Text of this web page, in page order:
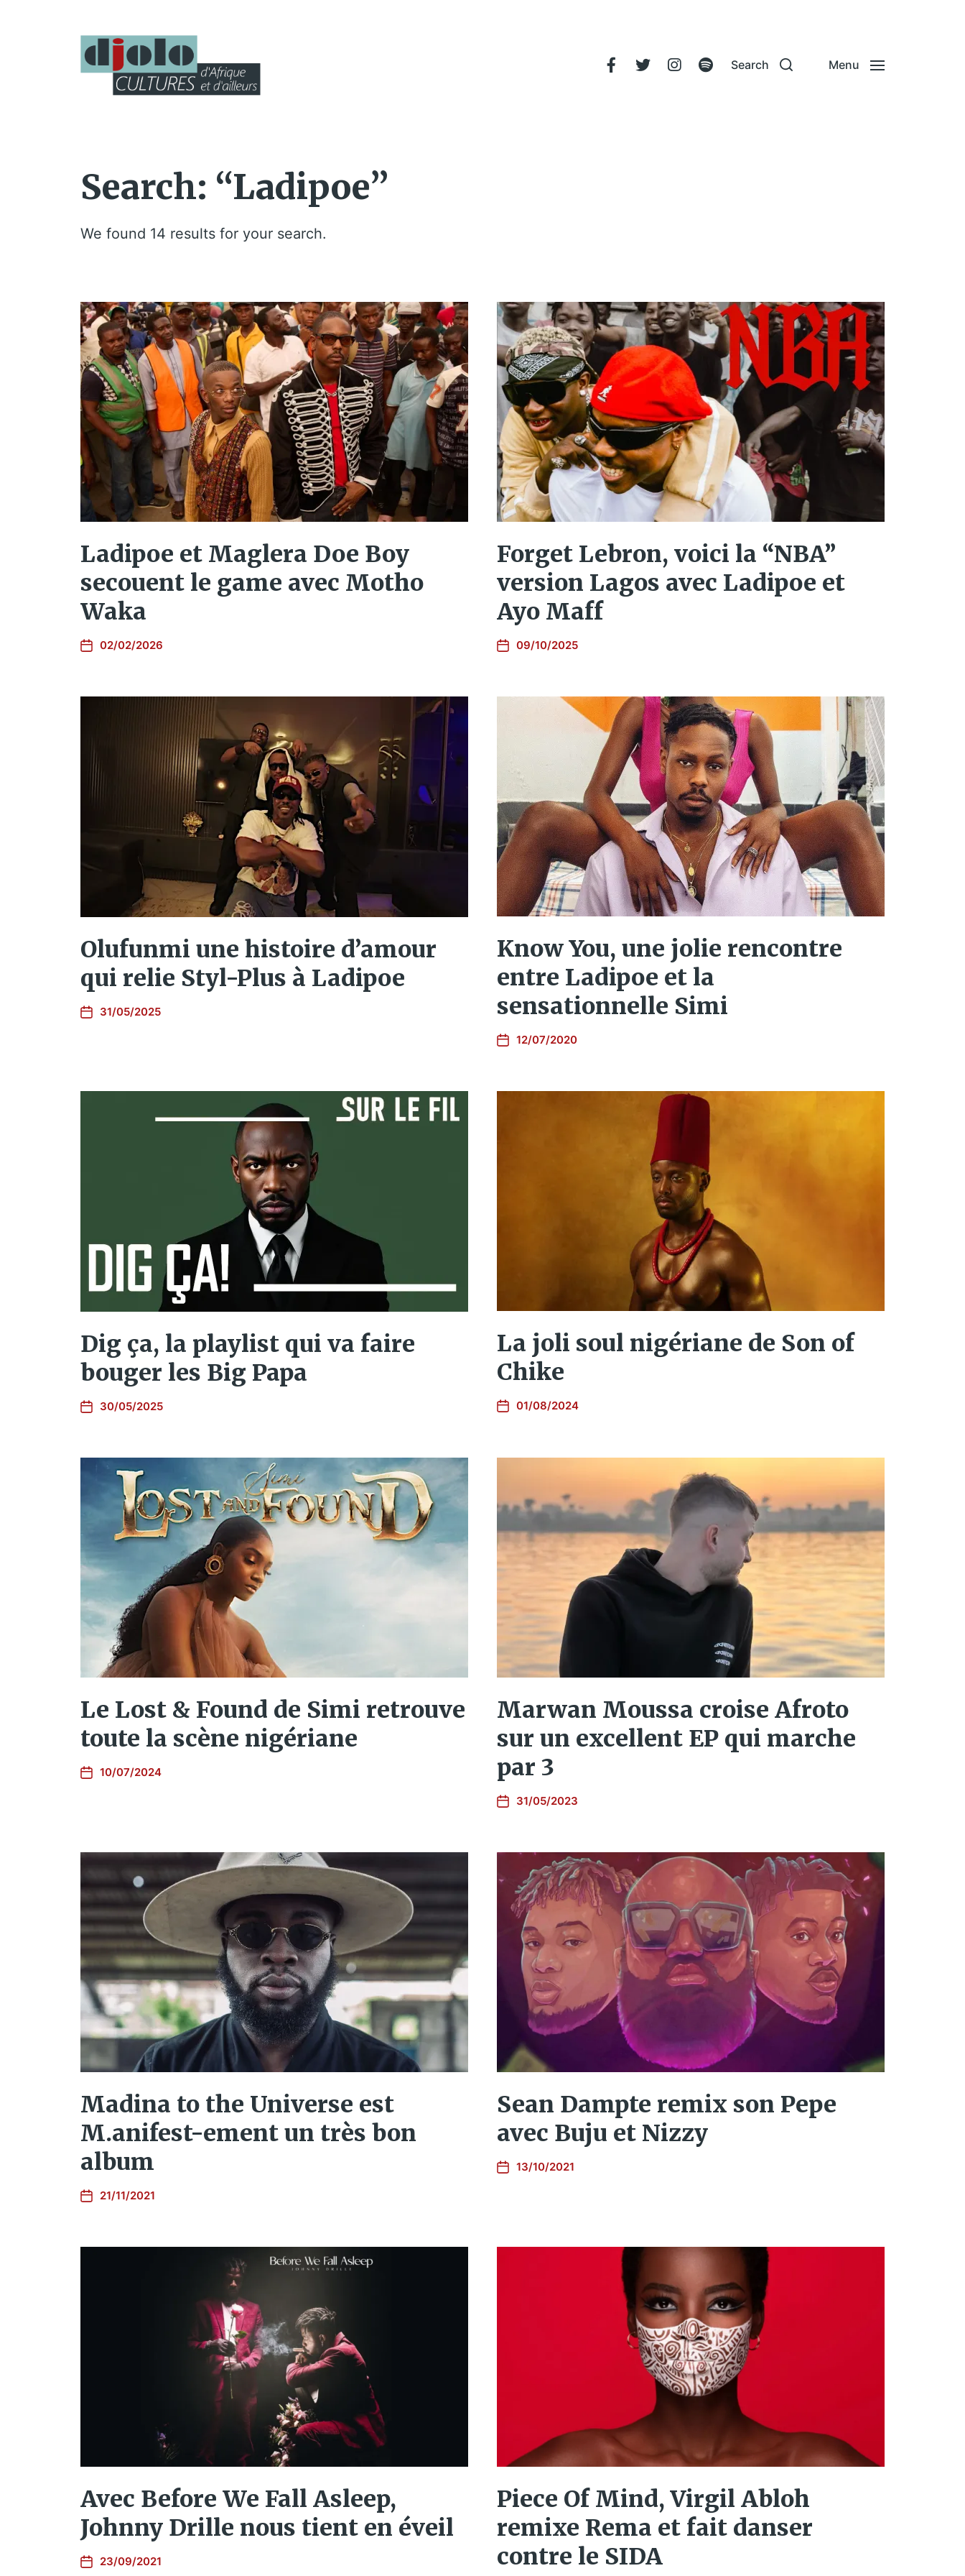
Search Menu
Search: “Ladipoe”
We found 14 results for your search.
Ladipoe et Maglera Doe Boy
secouent le game avec Motho
Waka
02/02/2026
Forget Lebron, voici la “NBA”
version Lagos avec Ladipoe et
Ayo Maff
09/10/2025
Olufunmi une histoire d’amour
qui relie Styl-Plus à Ladipoe
31/05/2025
Know You, une jolie rencontre
entre Ladipoe et la
sensationnelle Simi
12/07/2020
Dig ça, la playlist qui va faire
bouger les Big Papa
30/05/2025
La joli soul nigériane de Son of
Chike
01/08/2024
Le Lost & Found de Simi retrouve
toute la scène nigériane
10/07/2024
Marwan Moussa croise Afroto
sur un excellent EP qui marche
par 3
31/05/2023
Madina to the Universe est
M.anifest-ement un très bon
album
21/11/2021
Sean Dampte remix son Pepe
avec Buju et Nizzy
13/10/2021
Avec Before We Fall Asleep,
Johnny Drille nous tient en éveil
23/09/2021
Piece Of Mind, Virgil Abloh
remixe Rema et fait danser
contre le SIDA